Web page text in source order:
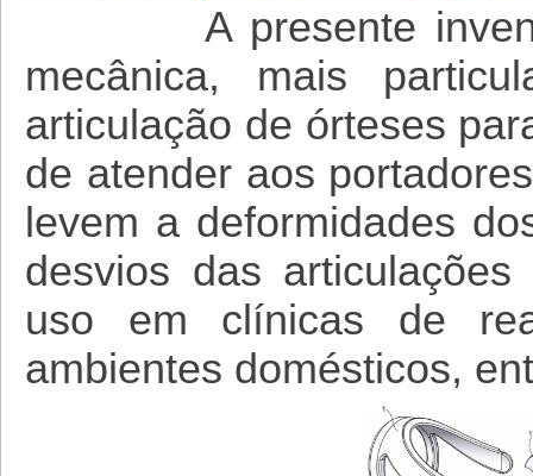
A presente
mecânica, mais
articulação de órteses
de atender aos
levem a deformidades
desvios das
uso em clínicas de
ambientes domésticos,